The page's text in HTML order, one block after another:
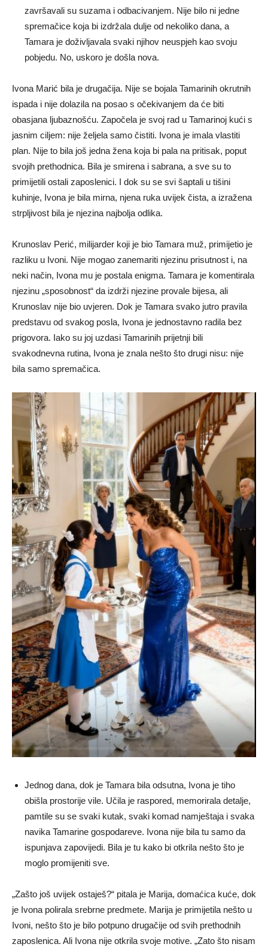
završavali su suzama i odbacivanjem. Nije bilo ni jedne
spremačice koja bi izdržala dulje od nekoliko dana, a
Tamara je doživljavala svaki njihov neuspjeh kao svoju
pobjedu. No, uskoro je došla nova.
Ivona Marić bila je drugačija. Nije se bojala Tamarinih okrutnih
ispada i nije dolazila na posao s očekivanjem da će biti
obasjana ljubaznošću. Započela je svoj rad u Tamarinoj kući s
jasnim ciljem: nije željela samo čistiti. Ivona je imala vlastiti
plan. Nije to bila još jedna žena koja bi pala na pritisak, poput
svojih prethodnica. Bila je smirena i sabrana, a sve su to
primijetili ostali zaposlenici. I dok su se svi šaptali u tišini
kuhinje, Ivona je bila mirna, njena ruka uvijek čista, a izražena
strpljivost bila je njezina najbolja odlika.
Krunoslav Perić, milijarder koji je bio Tamara muž, primijetio je
razliku u Ivoni. Nije mogao zanemariti njezinu prisutnost i, na
neki način, Ivona mu je postala enigma. Tamara je komentirala
njezinu „sposobnost“ da izdrži njezine provale bijesa, ali
Krunoslav nije bio uvjeren. Dok je Tamara svako jutro pravila
predstavu od svakog posla, Ivona je jednostavno radila bez
prigovora. Iako su joj uzdasi Tamarinih prijetnji bili
svakodnevna rutina, Ivona je znala nešto što drugi nisu: nije
bila samo spremačica.
Jednog dana, dok je Tamara bila odsutna, Ivona je tiho
obišla prostorije vile. Učila je raspored, memorirala detalje,
pamtile su se svaki kutak, svaki komad namještaja i svaka
navika Tamarine gospodareve. Ivona nije bila tu samo da
ispunjava zapovijedi. Bila je tu kako bi otkrila nešto što je
moglo promijeniti sve.
„Zašto još uvijek ostaješ?“ pitala je Marija, domaćica kuće, dok
je Ivona polirala srebrne predmete. Marija je primijetila nešto u
Ivoni, nešto što je bilo potpuno drugačije od svih prethodnih
zaposlenica. Ali Ivona nije otkrila svoje motive. „Zato što nisam